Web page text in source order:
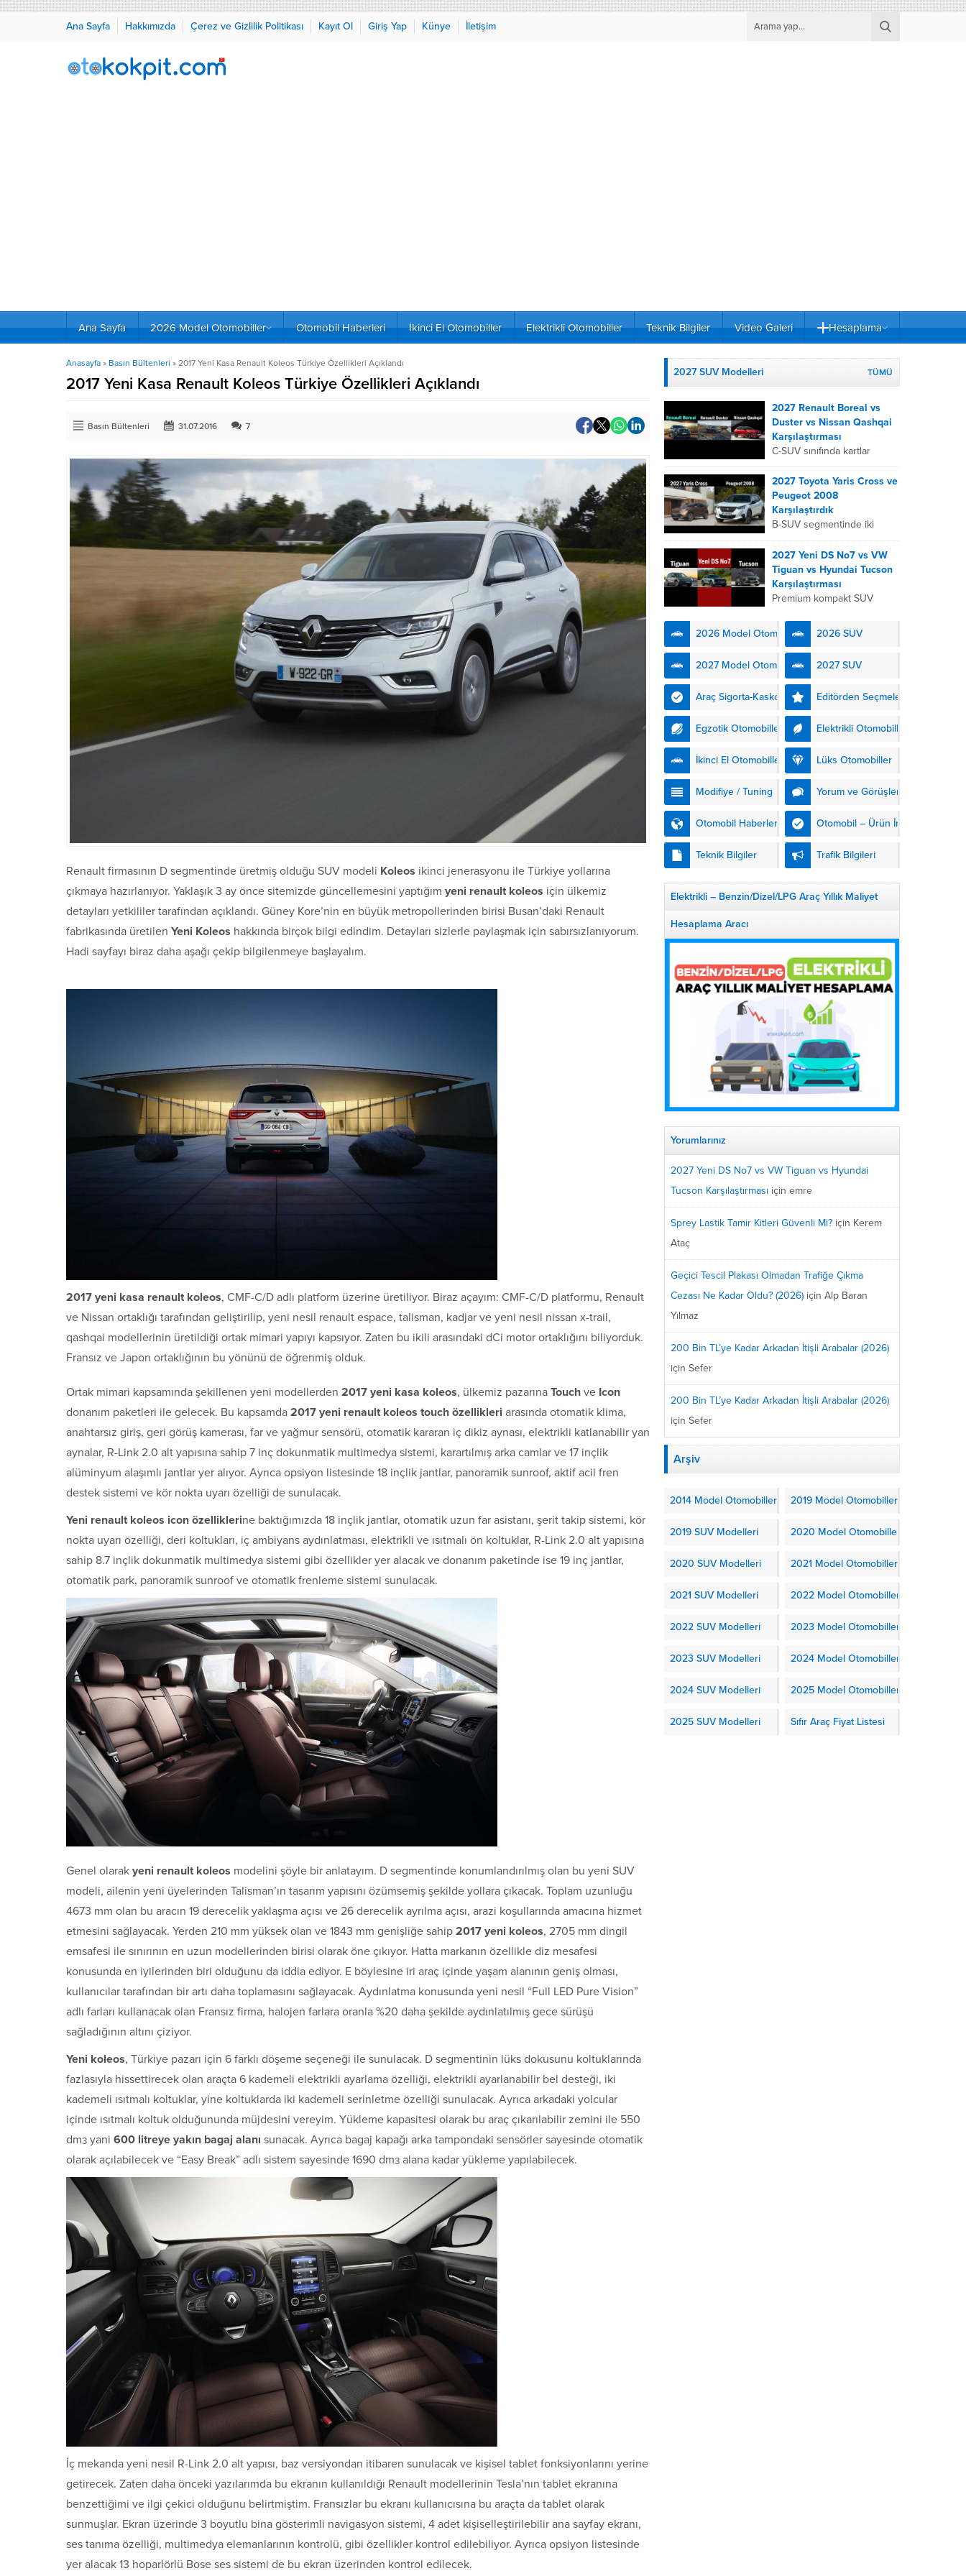
Ana Sayfa Hakkımızda Çerez ve Gizlilik Politikası Kayıt Ol Giriş Yap Künye İletişim
Ana Sayfa 2026 Model Otomobiller Otomobil Haberleri İkinci El Otomobiller Elektrikli Otomobiller Teknik Bilgiler Video Galeri Hesaplama
Anasayfa » Basın Bültenleri » 2017 Yeni Kasa Renault Koleos Türkiye Özellikleri Açıklandı
2017 Yeni Kasa Renault Koleos Türkiye Özellikleri Açıklandı
Basın Bültenleri 31.07.2016 7
Renault firmasının D segmentinde üretmiş olduğu SUV modeli Koleos ikinci jenerasyonu ile Türkiye yollarına
çıkmaya hazırlanıyor. Yaklaşık 3 ay önce sitemizde güncellemesini yaptığım yeni renault koleos için ülkemiz
detayları yetkililer tarafından açıklandı. Güney Kore’nin en büyük metropollerinden birisi Busan’daki Renault
fabrikasında üretilen Yeni Koleos hakkında birçok bilgi edindim. Detayları sizlerle paylaşmak için sabırsızlanıyorum.
Hadi sayfayı biraz daha aşağı çekip bilgilenmeye başlayalım.
2017 yeni kasa renault koleos, CMF-C/D adlı platform üzerine üretiliyor. Biraz açayım: CMF-C/D platformu, Renault
ve Nissan ortaklığı tarafından geliştirilip, yeni nesil renault espace, talisman, kadjar ve yeni nesil nissan x-trail,
qashqai modellerinin üretildiği ortak mimari yapıyı kapsıyor. Zaten bu ikili arasındaki dCi motor ortaklığını biliyorduk.
Fransız ve Japon ortaklığının bu yönünü de öğrenmiş olduk.
Ortak mimari kapsamında şekillenen yeni modellerden 2017 yeni kasa koleos, ülkemiz pazarına Touch ve Icon
donanım paketleri ile gelecek. Bu kapsamda 2017 yeni renault koleos touch özellikleri arasında otomatik klima,
anahtarsız giriş, geri görüş kamerası, far ve yağmur sensörü, otomatik kararan iç dikiz aynası, elektrikli katlanabilir yan
aynalar, R-Link 2.0 alt yapısına sahip 7 inç dokunmatik multimedya sistemi, karartılmış arka camlar ve 17 inçlik
alüminyum alaşımlı jantlar yer alıyor. Ayrıca opsiyon listesinde 18 inçlik jantlar, panoramik sunroof, aktif acil fren
destek sistemi ve kör nokta uyarı özelliği de sunulacak.
Yeni renault koleos icon özelliklerine baktığımızda 18 inçlik jantlar, otomatik uzun far asistanı, şerit takip sistemi, kör
nokta uyarı özelliği, deri koltukları, iç ambiyans aydınlatması, elektrikli ve ısıtmalı ön koltuklar, R-Link 2.0 alt yapısına
sahip 8.7 inçlik dokunmatik multimedya sistemi gibi özellikler yer alacak ve donanım paketinde ise 19 inç jantlar,
otomatik park, panoramik sunroof ve otomatik frenleme sistemi sunulacak.
Genel olarak yeni renault koleos modelini şöyle bir anlatayım. D segmentinde konumlandırılmış olan bu yeni SUV
modeli, ailenin yeni üyelerinden Talisman’ın tasarım yapısını özümsemiş şekilde yollara çıkacak. Toplam uzunluğu
4673 mm olan bu aracın 19 derecelik yaklaşma açısı ve 26 derecelik ayrılma açısı, arazi koşullarında amacına hizmet
etmesini sağlayacak. Yerden 210 mm yüksek olan ve 1843 mm genişliğe sahip 2017 yeni koleos, 2705 mm dingil
emsafesi ile sınırının en uzun modellerinden birisi olarak öne çıkıyor. Hatta markanın özellikle diz mesafesi
konusunda en iyilerinden biri olduğunu da iddia ediyor. E böylesine iri araç içinde yaşam alanının geniş olması,
kullanıcılar tarafından bir artı daha toplamasını sağlayacak. Aydınlatma konusunda yeni nesil “Full LED Pure Vision”
adlı farları kullanacak olan Fransız firma, halojen farlara oranla %20 daha şekilde aydınlatılmış gece sürüşü
sağladığının altını çiziyor.
Yeni koleos, Türkiye pazarı için 6 farklı döşeme seçeneği ile sunulacak. D segmentinin lüks dokusunu koltuklarında
fazlasıyla hissettirecek olan araçta 6 kademeli elektrikli ayarlama özelliği, elektrikli ayarlanabilir bel desteği, iki
kademeli ısıtmalı koltuklar, yine koltuklarda iki kademeli serinletme özelliği sunulacak. Ayrıca arkadaki yolcular
içinde ısıtmalı koltuk olduğununda müjdesini vereyim. Yükleme kapasitesi olarak bu araç çıkarılabilir zemini ile 550
dm3 yani 600 litreye yakın bagaj alanı sunacak. Ayrıca bagaj kapağı arka tampondaki sensörler sayesinde otomatik
olarak açılabilecek ve “Easy Break” adlı sistem sayesinde 1690 dm3 alana kadar yükleme yapılabilecek.
İç mekanda yeni nesil R-Link 2.0 alt yapısı, baz versiyondan itibaren sunulacak ve kişisel tablet fonksiyonlarını yerine
getirecek. Zaten daha önceki yazılarımda bu ekranın kullanıldığı Renault modellerinin Tesla’nın tablet ekranına
benzettiğimi ve ilgi çekici olduğunu belirtmiştim. Fransızlar bu ekranı kullanıcısına bu araçta da tablet olarak
sunmuşlar. Ekran üzerinde 3 boyutlu bina gösterimli navigasyon sistemi, 4 adet kişiselleştirilebilir ana sayfay ekranı,
ses tanıma özelliği, multimedya elemanlarının kontrolü, gibi özellikler kontrol edilebiliyor. Ayrıca opsiyon listesinde
yer alacak 13 hoparlörlü Bose ses sistemi de bu ekran üzerinden kontrol edilecek.
2027 SUV Modelleri TÜMÜ
2027 Renault Boreal vs
Duster vs Nissan Qashqai
Karşılaştırması
C-SUV sınıfında kartlar
yeniden dağıtıldı. 2027
Renault Boreal, Renault
Duster ve Nissan Qashqai;
her biri farklı bir sürüş
deneyimi, motor...
2027 Toyota Yaris Cross ve
Peugeot 2008
Karşılaştırdık
B-SUV segmentinde iki
önemli oyuncu olan 2027
Toyota Yaris
Cross ve Peugeot 2008,
farklı mühendislik
felsefeleriyle kullanıcıların
hibrit teknolojisindeki
uzmanlığını...
2027 Yeni DS No7 vs VW
Tiguan vs Hyundai Tucson
Karşılaştırması
Premium kompakt SUV
isteyen 2027 DS No7,
kendinden şarjlı hibrit
teknolojisiyle buluşturuyor.
DS Automobiles’in yeni...
2026 Model Otomobiller 2026 SUV
2027 Model Otomobiller 2027 SUV
Araç Sigorta-Kasko Editörden Seçmeler
Egzotik Otomobiller Elektrikli Otomobiller
İkinci El Otomobiller Lüks Otomobiller
Modifiye / Tuning Yorum ve Görüşler
Otomobil Haberleri Otomobil – Ürün İnceleme
Teknik Bilgiler Trafik Bilgileri
Elektrikli – Benzin/Dizel/LPG Araç Yıllık Maliyet
Hesaplama Aracı
Yorumlarınız
2027 Yeni DS No7 vs VW Tiguan vs Hyundai
Tucson Karşılaştırması için emre
Sprey Lastik Tamir Kitleri Güvenli Mi? için Kerem
Ataç
Geçici Tescil Plakası Olmadan Trafiğe Çıkma
Cezası Ne Kadar Oldu? (2026) için Alp Baran
Yılmaz
200 Bin TL’ye Kadar Arkadan İtişli Arabalar (2026)
için Sefer
200 Bin TL’ye Kadar Arkadan İtişli Arabalar (2026)
için Sefer
Arşiv
2014 Model Otomobiller 2019 Model Otomobiller
2019 SUV Modelleri 2020 Model Otomobiller
2020 SUV Modelleri 2021 Model Otomobiller
2021 SUV Modelleri 2022 Model Otomobiller
2022 SUV Modelleri 2023 Model Otomobiller
2023 SUV Modelleri 2024 Model Otomobiller
2024 SUV Modelleri 2025 Model Otomobiller
2025 SUV Modelleri Sıfır Araç Fiyat Listesi